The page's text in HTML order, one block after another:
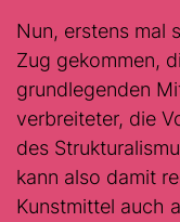
Nun, erstens mal
Zug gekommen,
grundlegenden
verbreiteter, die
des
kann also damit
Kunstmittel auch